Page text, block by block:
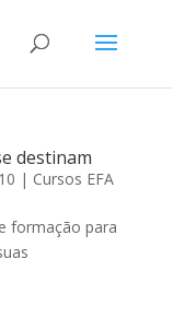
destinam
| Cursos EFA
formação para